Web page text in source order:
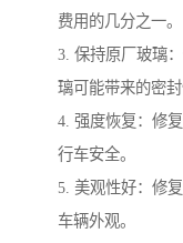
费用的几分之一。
3. 保持原厂玻璃
璃可能带来的密封
4. 强度恢复：修
行车安全。
5. 美观性好：修
车辆外观。